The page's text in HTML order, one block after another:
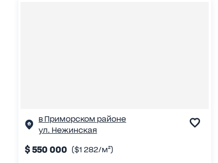
в Приморском районе
ул. Нежинская
$ 550 000 ($1 282/м²)